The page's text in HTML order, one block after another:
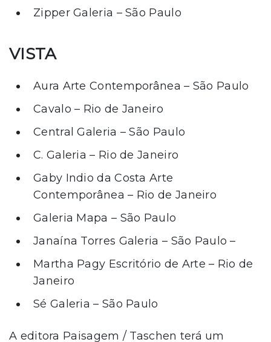
Zipper Galeria – São Paulo
VISTA
Aura Arte Contemporânea – São Paulo
Cavalo – Rio de Janeiro
Central Galeria – São Paulo
C. Galeria – Rio de Janeiro
Gaby Indio da Costa Arte
Contemporânea – Rio de Janeiro
Galeria Mapa – São Paulo
Janaína Torres Galeria – São Paulo –
Martha Pagy Escritório de Arte – Rio de
Janeiro
Sé Galeria – São Paulo
A editora Paisagem / Taschen terá um